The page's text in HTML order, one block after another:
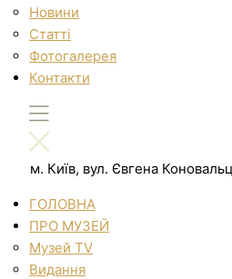
Новини
Статті
Фотогалерея
Контакти
м. Київ, вул. Євгена
ГОЛОВНА
ПРО МУЗЕЙ
Музей TV
Видання